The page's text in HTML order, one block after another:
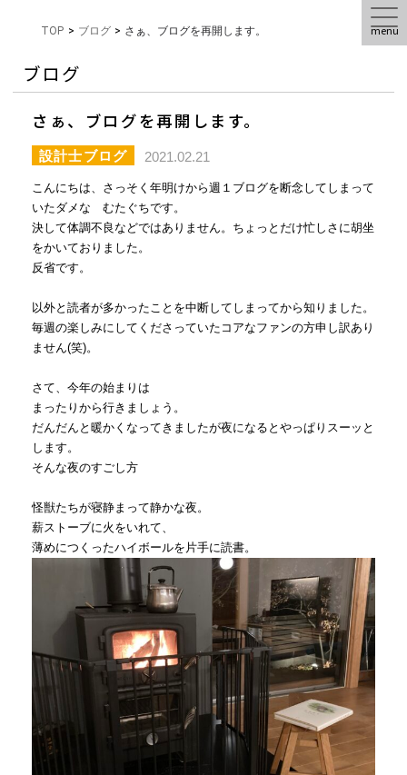
menu
TOP > ブログ > さぁ、ブログを再開します。
ブログ
さぁ、ブログを再開します。
設計士ブログ 2021.02.21
こんにちは、さっそく年明けから週１ブログを断念してしまって
いたダメな むたぐちです。
決して体調不良などではありません。ちょっとだけ忙しさに胡坐
をかいておりました。
反省です。
以外と読者が多かったことを中断してしまってから知りました。
毎週の楽しみにしてくださっていたコアなファンの方申し訳あり
ません(笑)。
さて、今年の始まりは
まったりから行きましょう。
だんだんと暖かくなってきましたが夜になるとやっぱりスーッと
します。
そんな夜のすごし方
怪獣たちが寝静まって静かな夜。
薪ストーブに火をいれて、
薄めにつくったハイボールを片手に読書。